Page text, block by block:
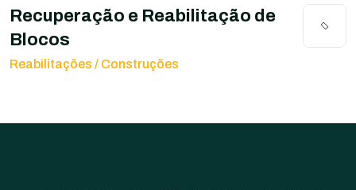
Recuperação e Reabilitação de
Blocos
Reabilitações / Construções